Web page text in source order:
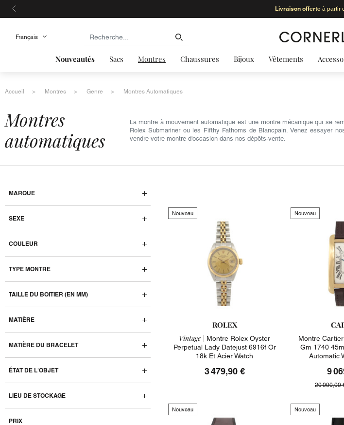
Livraison offerteà partir
Nouveautés Sacs Montres Chaussures Bijoux Vêtements
Accueil Montres Genre Montres Automatiques
montres
automatiques
La montre à mouvement automatique est une montre mécanique qui se
Rolex Submariner ou les Fifthy Fathoms de Blancpain. Venez essayer
vendre votre montre d'occasion dans nos dépôts-vente.
MARQUE
SEXE
COULEUR
TYPE MONTRE
TAILLE DU BOITIER (EN MM)
MATIÈRE
MATIÈRE DU BRACELET
ÉTAT DE L'OBJET
LIEU DE STOCKAGE
PRIX
Nouveau
ROLEX
Vintage | Montre Rolex Oyster
Perpetual Lady Datejust 6916f Or
18k Et Acier Watch
3 479,90 €
Nouveau
Montre
Gm 1740
Automatic
9
20 000,00
Nouveau Nouveau